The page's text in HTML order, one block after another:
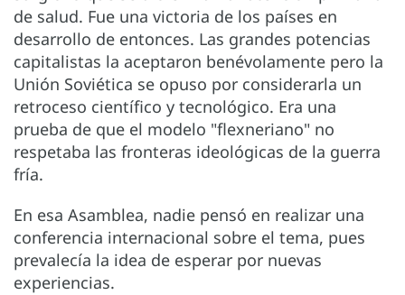
de salud. Fue una victoria de los países en
desarrollo de entonces. Las grandes potencias
capitalistas la aceptaron benévolamente pero la
Unión Soviética se opuso por considerarla un
retroceso científico y tecnológico. Era una
prueba de que el modelo "flexneriano" no
respetaba las fronteras ideológicas de la guerra
fría.
En esa Asamblea, nadie pensó en realizar una
conferencia internacional sobre el tema, pues
prevalecía la idea de esperar por nuevas
experiencias.